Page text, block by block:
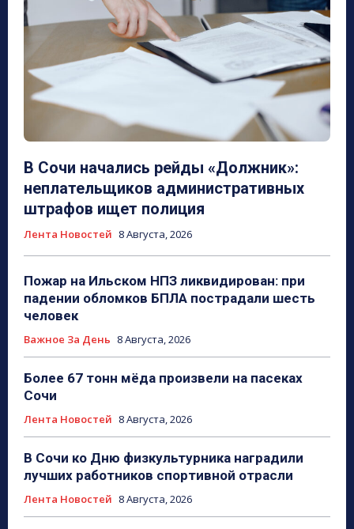
В Сочи начались рейды «Должник»:
неплательщиков административных
штрафов ищет полиция
Лента Новостей 8 Августа, 2026
Пожар на Ильском НПЗ ликвидирован: при
падении обломков БПЛА пострадали шесть
человек
Важное За День 8 Августа, 2026
Более 67 тонн мёда произвели на пасеках
Сочи
Лента Новостей 8 Августа, 2026
В Сочи ко Дню физкультурника наградили
лучших работников спортивной отрасли
Лента Новостей 8 Августа, 2026